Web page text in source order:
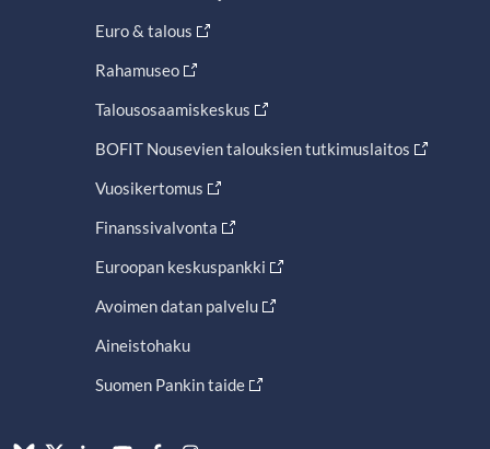
Euro & talous
Rahamuseo
Talousosaamiskeskus
BOFIT Nousevien talouksien tutkimuslaitos
Vuosikertomus
Finanssivalvonta
Euroopan keskuspankki
Avoimen datan palvelu
Aineistohaku
Suomen Pankin taide